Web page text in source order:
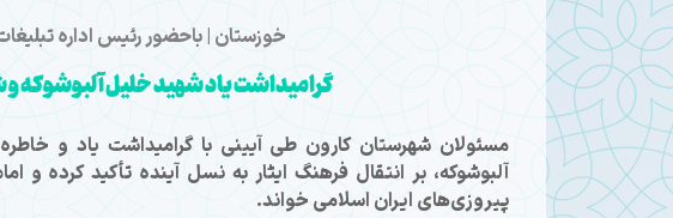
خوزستان | باحضور رئیس اداره
گرامیداشت یاد شهید خلیل آلبوشوکه
مسئولان شهرستان کارون طی آیینی با گرامیداشت یاد و
آلبوشوکه، بر انتقال فرهنگ ایثار به نسل آینده تأکید
پیروزی‌های ایران اسلامی خواند.